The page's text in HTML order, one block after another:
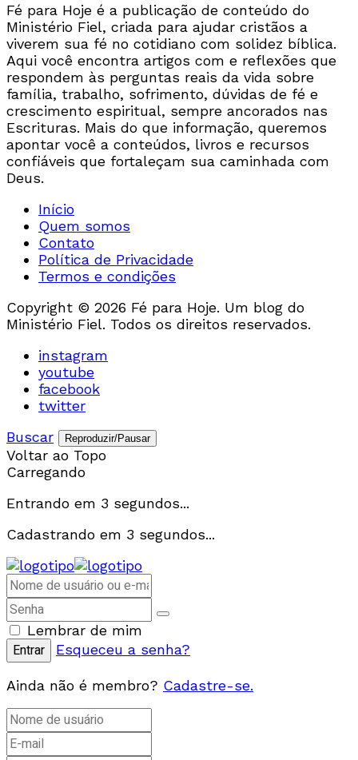
Fé para Hoje é a publicação de conteúdo do
Ministério Fiel, criada para ajudar cristãos a
viverem sua fé no cotidiano com solidez bíblica.
Aqui você encontra artigos com e reflexões que
respondem às perguntas reais da vida sobre
família, trabalho, sofrimento, dúvidas de fé e
crescimento espiritual, sempre ancorados nas
Escrituras. Mais do que informação, queremos
apontar você a conteúdos, livros e recursos
confiáveis que fortaleçam sua caminhada com
Deus.
Início
Quem somos
Contato
Política de Privacidade
Termos e condições
Copyright © 2026 Fé para Hoje. Um blog do
Ministério Fiel. Todos os direitos reservados.
instagram
youtube
facebook
twitter
Buscar
Reproduzir/Pausar
Voltar ao Topo
Carregando
Entrando em 3 segundos...
Cadastrando em 3 segundos...
Lembrar de mim
Esqueceu a senha?
Ainda não é membro? Cadastre-se.